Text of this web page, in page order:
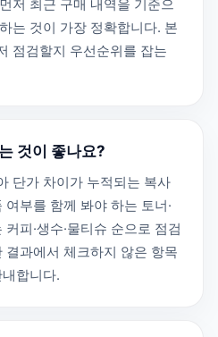
저 최근 구매 내역을 기준으
는 것이 가장 정확합니다. 본
점검할지 우선순위를 잡는
것이 좋나요?
단가 차이가 누적되는 복사
부를 함께 봐야 하는 토너·
피·생수·물티슈 순으로 점검
과에서 체크하지 않은 항목
합니다.